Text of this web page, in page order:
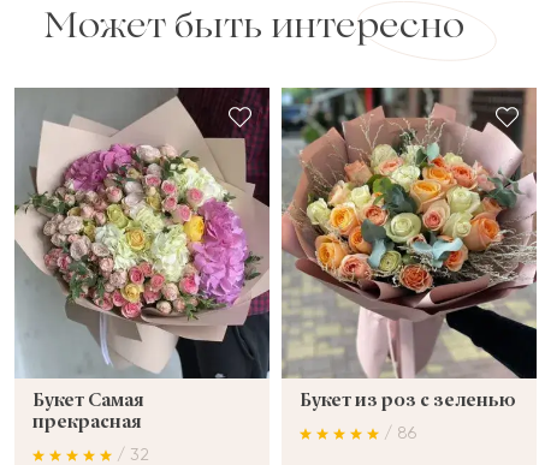
Может быть интересно
Букет Самая
прекрасная
/ 32
Букет из роз с зеленью
/ 86